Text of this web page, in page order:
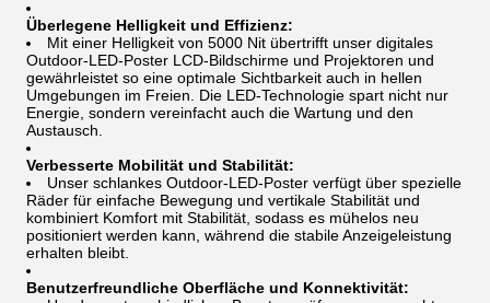
Überlegene Helligkeit und Effizienz:
Mit einer Helligkeit von 5000 Nit übertrifft unser digitales
Outdoor-LED-Poster LCD-Bildschirme und Projektoren und
gewährleistet so eine optimale Sichtbarkeit auch in hellen
Umgebungen im Freien. Die LED-Technologie spart nicht nur
Energie, sondern vereinfacht auch die Wartung und den
Austausch.
Verbesserte Mobilität und Stabilität:
Unser schlankes Outdoor-LED-Poster verfügt über spezielle
Räder für einfache Bewegung und vertikale Stabilität und
kombiniert Komfort mit Stabilität, sodass es mühelos neu
positioniert werden kann, während die stabile Anzeigeleistung
erhalten bleibt.
Benutzerfreundliche Oberfläche und Konnektivität: